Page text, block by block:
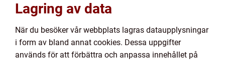
Lagring av data
När du besöker vår webbplats lagras dataupplysningar
i form av bland annat cookies. Dessa uppgifter
används för att förbättra och anpassa innehållet på